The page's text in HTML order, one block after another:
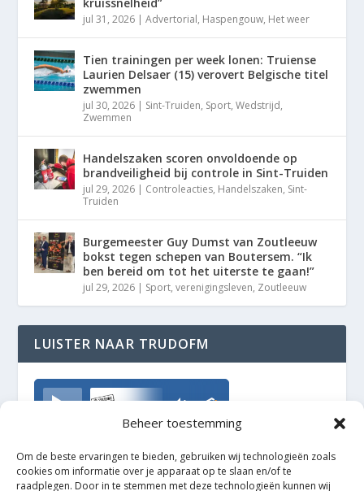
Beheer toestemming
Om de beste ervaringen te bieden, gebruiken wij technologieën zoals
cookies om informatie over je apparaat op te slaan en/of te
raadplegen. Door in te stemmen met deze technologieën kunnen wij
jul 31, 2026 |Advertorial, Haspengouw, Het weer
Tien trainingen per week lonen: Truiense
Laurien Delsaer (15) verovert Belgische titel
zwemmen
jul 30, 2026 | Sint-Truiden, Sport,Wedstrijd,
Zwemmen
Handelszaken scoren onvoldoende op
brandveiligheid bij controle in Sint-Truiden
jul 29, 2026 | Controleacties, Handelszaken, Sint-
Truiden
Burgemeester Guy Dumst van Zoutleeuw
bokst tegen schepen van Boutersem. “Ik
ben bereid om tot het uiterste te gaan!”
jul 29, 2026 | Sport,verenigingsleven, Zoutleeuw
LUISTER NAAR TRUDOFM
TrudoFM